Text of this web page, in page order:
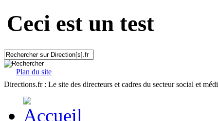
Ceci est un test
Plan du site
Directions.fr : Le site des directeurs et cadres du secteur social et